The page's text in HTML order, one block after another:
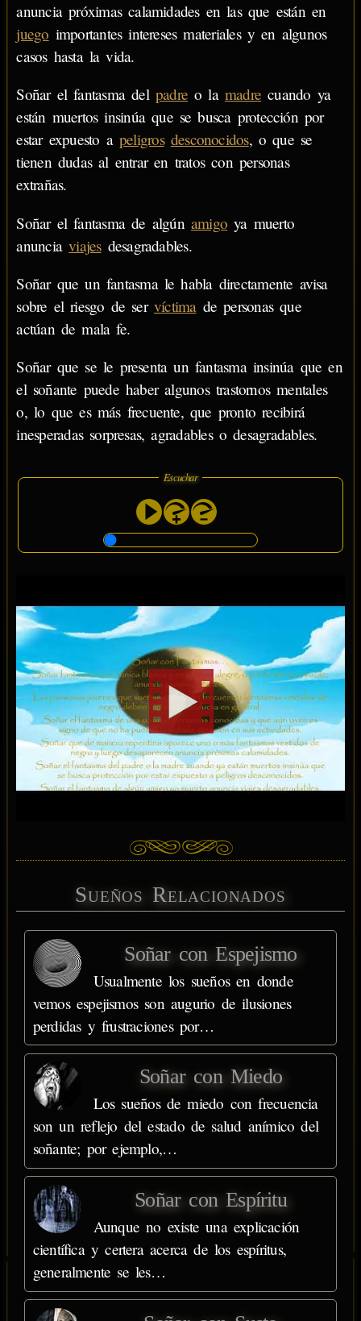
anuncia próximas calamidades en las que están en
juego importantes intereses materiales y en algunos
casos hasta la vida.
Soñar el fantasma del padre o lamadre cuando ya
están muertos insinúa que se busca protección por
estar expuesto a peligros desconocidos, o que se
tienen dudas al entrar en tratos con personas
extrañas.
Soñar el fantasma de algún amigo ya muerto
anunciaviajesdesagradables.
Soñar que un fantasma le habla directamente avisa
sobre el riesgo de ser víctimade personas que
actúan de mala fe.
Soñar que se le presenta un fantasma insinúa que en
el soñante puede haber algunos trastornos mentales
o, lo que es más frecuente, que pronto recibirá
inesperadas sorpresas, agradables o desagradables.
Escuchar
Sueños Relacionados
Soñar con Espejismo
Usualmente los sueños en donde
vemos espejismos son augurio de ilusiones
perdidas y frustraciones por…
Soñar con Miedo
Los sueños de miedo con frecuencia
son un reflejo del estado de salud anímico del
soñante; por ejemplo,…
Soñar con Espíritu
Aunque no existe una explicación
científica y certera acerca de los espíritus,
generalmente se les…